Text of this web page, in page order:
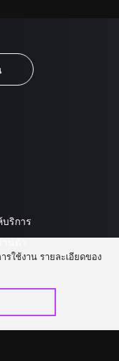
ริการ
รใช้งาน รายละเอียดของ